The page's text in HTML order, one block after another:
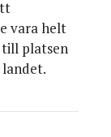
vara helt
platsen